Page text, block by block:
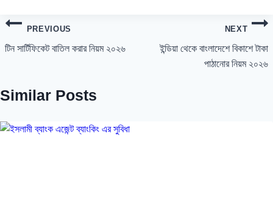
Post
navigation
PREVIOUS
টিন সার্টিফিকেট বাতিল করার নিয়ম ২০২৬
NEXT
ইন্ডিয়া থেকে বাংলাদেশে বিকাশে টাকা
পাঠানোর নিয়ম ২০২৬
Similar Posts